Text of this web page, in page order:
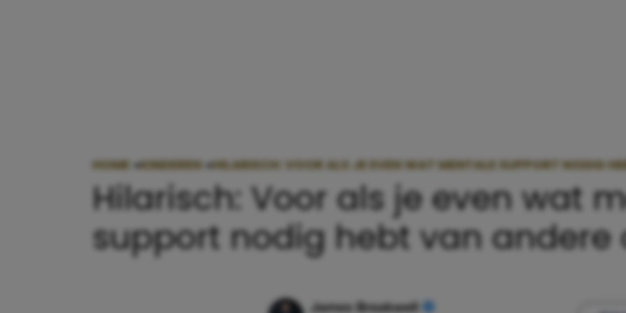
HOME »KINDEREN »HILARISCH: VOOR ALS JE EVEN WAT MENTALE SUPPORT NODIG
Hilarisch: Voor als je even wat
support nodig hebt van andere